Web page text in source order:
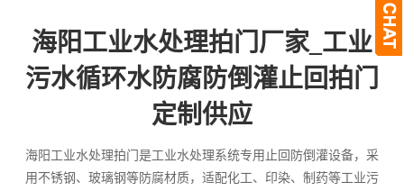
海阳工业水处理拍门厂家_工业
污水循环水防腐防倒灌止回拍门
定制供应
海阳工业水处理拍门是工业水处理系统专用止回防倒灌设备，采
用不锈钢、玻璃钢等防腐材质，适配化工、印染、制药等工业污